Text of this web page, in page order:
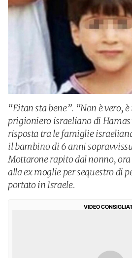
“Eitan sta bene”. “Non è vero,
prigioniero israeliano di
risposta tra le famiglie
il bambino di 6 anni
Mottarone rapito dal nonno,
alla ex moglie per sequestro di
portato in Israele.
VIDEO